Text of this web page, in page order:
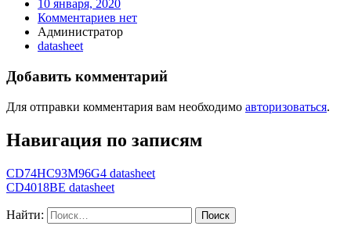
10 января, 2020
Комментариев нет
Администратор
datasheet
Добавить комментарий
Для отправки комментария вам необходимо авторизоваться.
Навигация по записям
CD74HC93M96G4 datasheet
CD4018BE datasheet
Найти: